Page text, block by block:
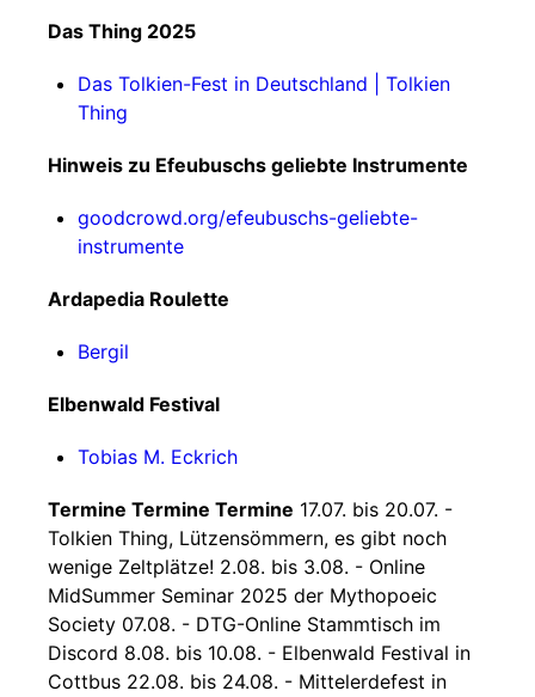
Das Thing 2025
Das Tolkien-Fest in Deutschland | Tolkien
Thing
Hinweis zu Efeubuschs geliebte Instrumente
goodcrowd.org/efeubuschs-geliebte-
instrumente
Ardapedia Roulette
Bergil
Elbenwald Festival
Tobias M. Eckrich
Termine Termine Termine 17.07. bis 20.07. -
Tolkien Thing, Lützensömmern, es gibt noch
wenige Zeltplätze! 2.08. bis 3.08. - Online
MidSummer Seminar 2025 der Mythopoeic
Society 07.08. - DTG-Online Stammtisch im
Discord 8.08. bis 10.08. - Elbenwald Festival in
Cottbus 22.08. bis 24.08. - Mittelerdefest in